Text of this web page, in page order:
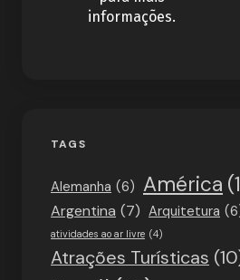
informações.
TAGS
Alemanha (6) América
Argentina (7) Arquitetura
atividades ao ar livre (4)
Atrações Turísticas